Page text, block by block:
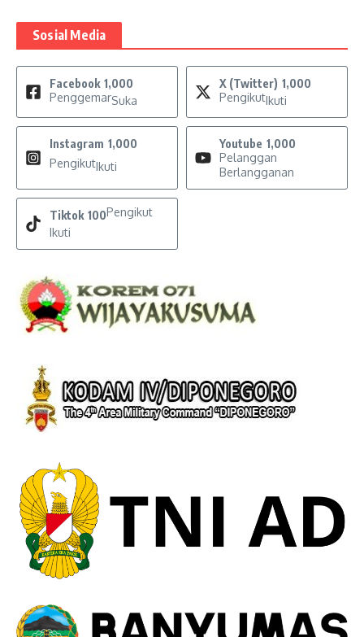
Sosial Media
Facebook 1,000
PenggemarSuka
X (Twitter) 1,000
PengikutIkuti
Instagram 1,000
PengikutIkuti
Youtube 1,000
Pelanggan
Berlangganan
Tiktok 100Pengikut
Ikuti